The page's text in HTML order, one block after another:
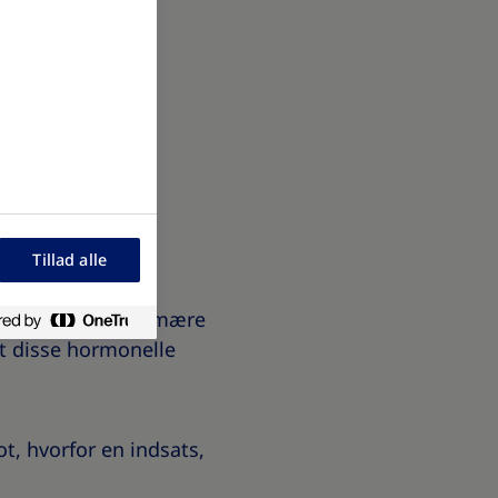
der er den primære
disse hormonelle
hvorfor en indsats,
Tillad alle